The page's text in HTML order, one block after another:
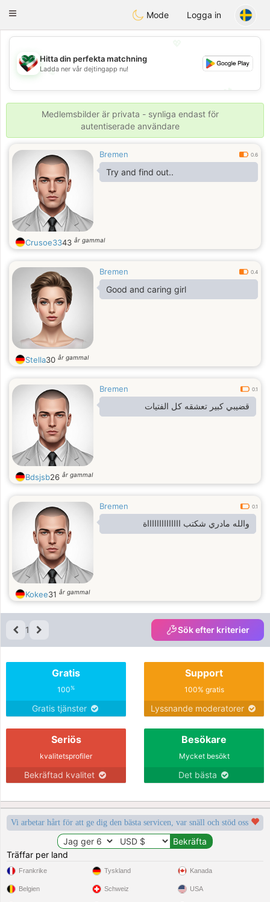
KuwaitChat
Toggle
Mode Logga in
💖
💕
💕
Hitta din perfekta matchning
Ladda ner vår dejtingapp nu!
Medlemsbilder är privata - synliga endast för
autentiserade användare
Bremen 0.6
Try and find out..
Crusoe3343 år gammal
Bremen 0.4
Good and caring girl
Stella30 år gammal
Bremen 0.1
قضيبي كبير تعشقه كل الفتيات
Bdsjsb26 år gammal
Bremen 0.1
والله مادري شكتب ااااااااااااااة
Kokee31 år gammal
1 Sök efter kriterier
Gratis
100%
Gratis tjänster
Support
100% gratis
Lyssnande moderatorer
Seriös
kvalitetsprofiler
Bekräftad kvalitet
Besökare
Mycket besökt
Det bästa
Vi arbetar hårt för att ge dig den bästa servicen, var snäll och stöd oss
Träffar per land
Frankrike
Belgien
Tyskland
Schweiz
Kanada
USA